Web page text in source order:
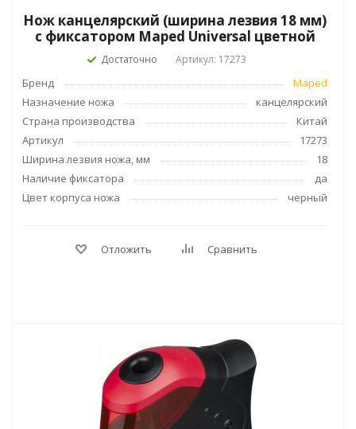
Нож канцелярский (ширина лезвия 18 мм)
с фиксатором Maped Universal цветной
Достаточно Артикул: 17273
Бренд
Maped
Назначение ножа
канцелярский
Страна производства
Китай
Артикул
17273
Ширина лезвия ножа, мм
18
Наличие фиксатора
да
Цвет корпуса ножа
черный
Отложить Сравнить